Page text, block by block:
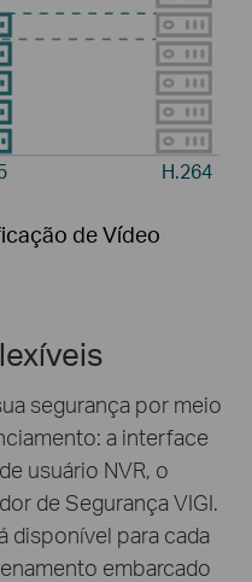
H.264
de Vídeo
segurança por meio
a interface
usuário NVR, o
de Segurança VIGI.
disponível para cada
embarcado